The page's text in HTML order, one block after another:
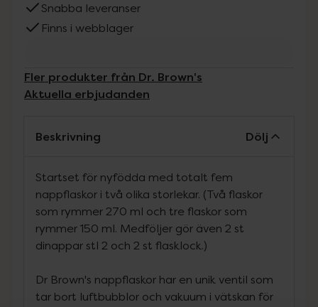
Snabba leveranser
Finns i webblager
Fler produkter från Dr. Brown's
Aktuella erbjudanden
Beskrivning Dölj
Startset för nyfödda med totalt fem
nappflaskor i två olika storlekar. (Två flaskor
som rymmer 270 ml och tre flaskor som
rymmer 150 ml. Medföljer gör även 2 st
dinappar stl 2 och 2 st flasklock.)
Dr Brown's nappflaskor har en unik ventil som
tar bort luftbubblor och vakuum i vätskan för